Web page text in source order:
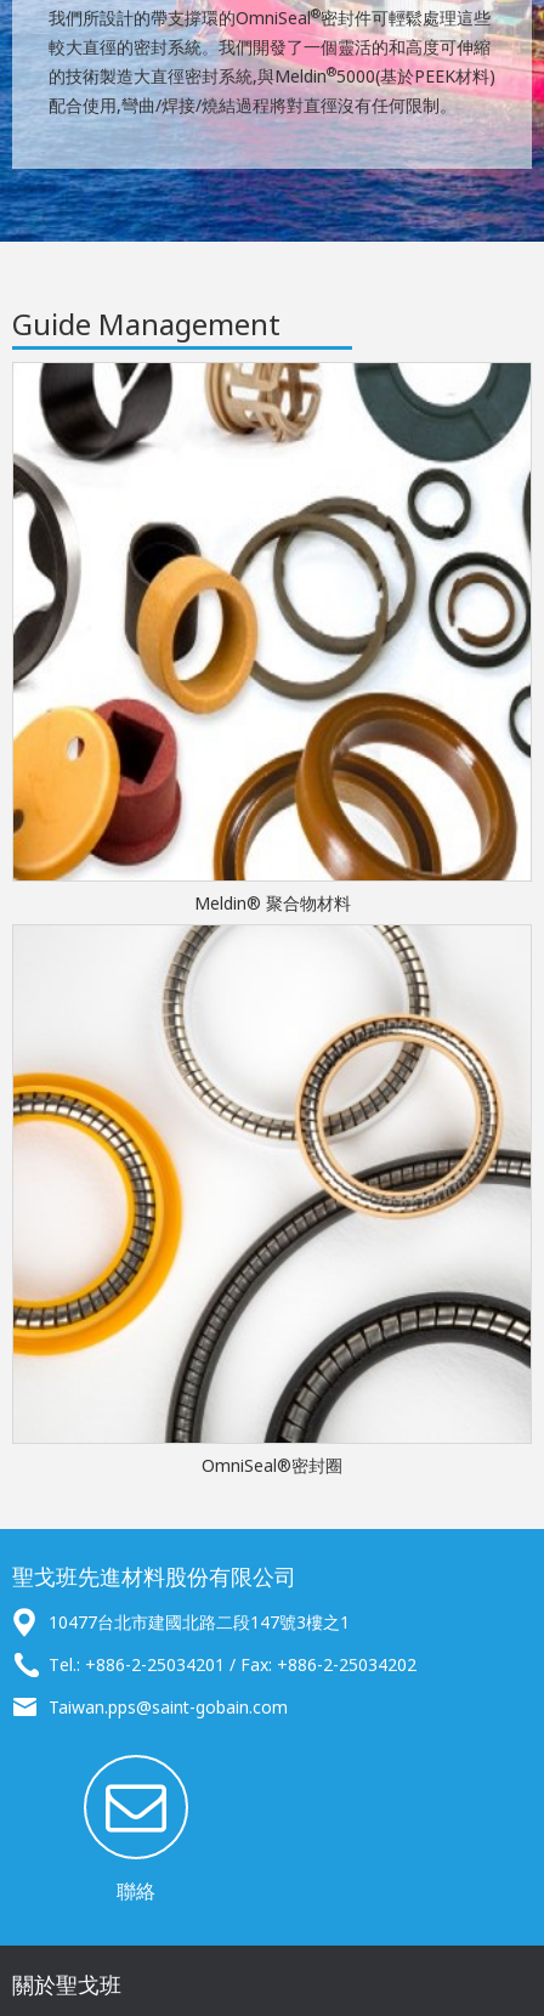
我們所設計的帶支撐環的OmniSeal®密封件可輕鬆處理這些
較大直徑的密封系統。我們開發了一個靈活的和高度可伸縮
的技術製造大直徑密封系統,與Meldin®5000(基於PEEK材料)
配合使用,彎曲/焊接/燒結過程將對直徑沒有任何限制。
Guide Management
Meldin® 聚合物材料
OmniSeal®密封圈
聖戈班先進材料股份有限公司
10477台北市建國北路二段147號3樓之1
Tel.: +886-2-25034201 / Fax: +886-2-25034202
Taiwan.pps@saint-gobain.com
聯絡
關於聖戈班